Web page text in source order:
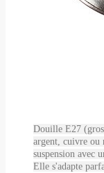
Douille E27
argent, cuivre ou
suspension avec
Elle s'adapte